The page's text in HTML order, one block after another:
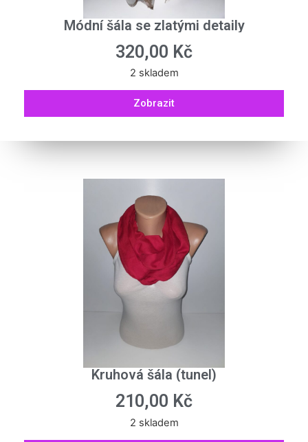
Módní šála se zlatými detaily
320,00 Kč
2 skladem
Zobrazit
Kruhová šála (tunel)
210,00 Kč
2 skladem